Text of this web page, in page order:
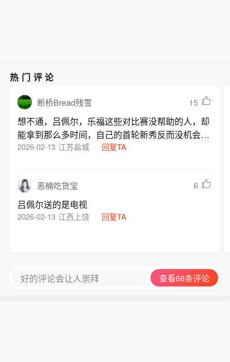
热门评论
断桥Bread残雪 15
想不通，吕佩尔，乐福这些对比赛没帮助的人，却
能拿到那么多时间，自己的首轮新秀反而没机会，
开拓者太保守了
2026-02-13 江苏盐城 回复TA
恶楠吃货宝 6
吕佩尔送的是电视
2026-02-13 江西上饶 回复TA
好的评论会让人崇拜 查看68条评论